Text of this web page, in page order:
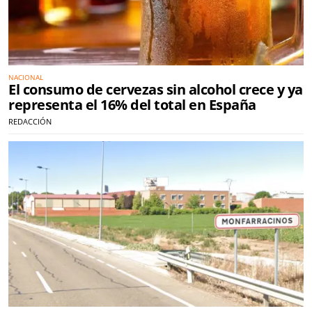
NACIONAL
El consumo de cervezas sin alcohol crece y ya
representa el 16% del total en España
REDACCIÓN